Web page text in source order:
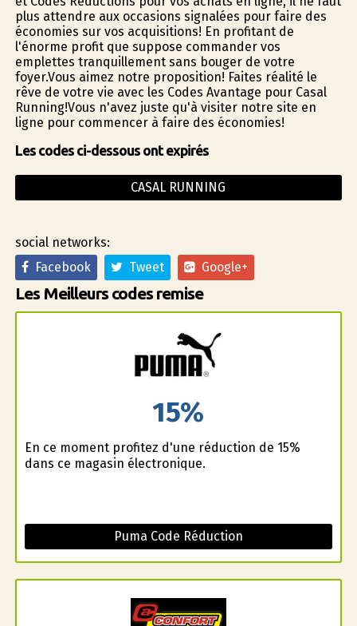
plus attendre aux occasions signalées pour faire des
économies sur vos acquisitions! En profitant de
l'énorme profit que suppose commander vos
emplettes tranquillement sans bouger de votre
foyer.Vous aimez notre proposition! Faites réalité le
rêve de votre vie avec les Codes Avantage pour Casal
Running!Vous n'avez juste qu'à visiter notre site en
ligne pour commencer à faire des économies!
Les codes ci-dessous ont expirés
CASAL RUNNING
social networks:
Facebook
Tweet Google+
Les Meilleurs codes remise
15%
En ce moment profitez d'une réduction de 15%
dans ce magasin électronique.
Puma Code Réduction